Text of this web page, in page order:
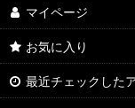
マイページ
お気に入り
最近チェックした